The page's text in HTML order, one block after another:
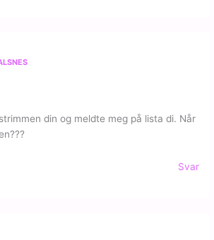
din og meldte meg på lista di. Når
Svar